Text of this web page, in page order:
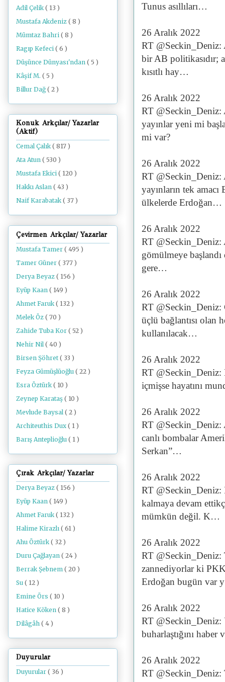
Tunus asıllıları…
26 Aralık 2022
RT @Seckin_Deniz:
bir AB politikasıdır;
kısıtlı hay…
26 Aralık 2022
RT @Seckin_Deniz:
yayınlar yeni mi
mi var?
26 Aralık 2022
RT @Seckin_Deniz:
yayınların tek
ülkelerde Erdoğan…
26 Aralık 2022
RT @Seckin_Deniz:
gömülmeye
gere…
26 Aralık 2022
RT @Seckin_Deniz:
üçlü bağlantısı olan
kullanılacak…
26 Aralık 2022
RT @Seckin_Deniz:
içmişse hayatını
26 Aralık 2022
RT @Seckin_Deniz:
canlı bombalar
Serkan”…
26 Aralık 2022
RT @Seckin_Deniz:
kalmaya devam
mümkün değil. K…
26 Aralık 2022
RT @Seckin_Deniz:
zannediyorlar ki
Erdoğan bugün var
26 Aralık 2022
RT @Seckin_Deniz:
buharlaştığını
26 Aralık 2022
RT @Seckin_Deniz:
Adil Çelik ( 13 )
Mustafa Akdeniz ( 8 )
Mümtaz Bahri ( 8 )
Ragıp Kefeci ( 6 )
Düşünce Dünyası'ndan ( 5 )
Kâşif M. ( 5 )
Billur Dağ ( 2 )
Konuk Arkçılar/ Yazarlar
(Aktif)
Cemal Çalık( 817 )
Ata Atun ( 530 )
Mustafa Ekici ( 120 )
Hakkı Aslan ( 43 )
Naif Karabatak( 37 )
Çevirmen Arkçılar/ Yazarlar
Mustafa Tamer ( 495 )
Tamer Güner ( 377 )
Derya Beyaz ( 156 )
Eyüp Kaan ( 149 )
Ahmet Faruk ( 132 )
Melek Öz ( 70 )
Zahide Tuba Kor ( 52 )
Nehir Nil ( 40 )
Birsen Şöhret ( 33 )
Feyza Gümüşlüoğlu ( 22 )
Esra Öztürk ( 10 )
Zeynep Karataş ( 10 )
Mevlude Baysal ( 2 )
Architeuthis Dux ( 1 )
Barış Anteplioğlu ( 1 )
Çırak Arkçılar/ Yazarlar
Derya Beyaz ( 156 )
Eyüp Kaan ( 149 )
Ahmet Faruk ( 132 )
Halime Kirazlı ( 61 )
Ahu Öztürk ( 32 )
Duru Çağlayan ( 24 )
Berrak Şebnem ( 20 )
Su ( 12 )
Emine Örs ( 10 )
Hatice Köken ( 8 )
Dilâgâh ( 4 )
Duyurular
Duyurular ( 36 )